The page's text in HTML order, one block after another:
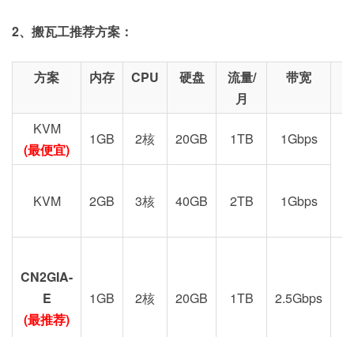
2、搬瓦工推荐方案：
方案 内存 CPU 硬盘
流量/
月
带宽
KVM
(最便宜)
1GB 2核 20GB 1TB 1Gbps
KVM 2GB 3核 40GB 2TB 1Gbps
CN2GIA-
E
(最推荐)
1GB 2核 20GB 1TB 2.5Gbps